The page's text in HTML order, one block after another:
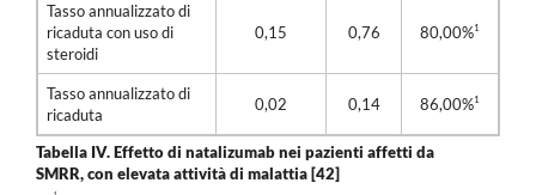
Tasso annualizzato di
ricaduta con uso di
steroidi
0,15 0,76 80,00%1
Tasso annualizzato di
ricaduta
0,02 0,14 86,00%1
Tabella IV.Effetto di natalizumab nei pazienti affetti da
SMRR, con elevata attività di malattia [42]